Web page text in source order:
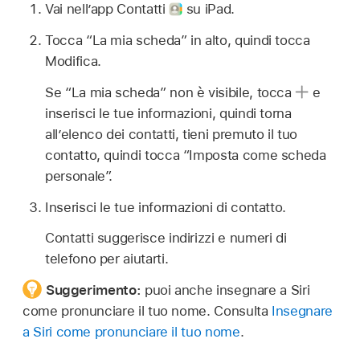
Vai nell’app Contatti
su iPad.
Tocca “La mia scheda” in alto, quindi tocca
Modifica.
Se “La mia scheda” non è visibile, tocca
e
inserisci le tue informazioni, quindi torna
all’elenco dei contatti, tieni premuto il tuo
contatto, quindi tocca “Imposta come scheda
personale”.
Inserisci le tue informazioni di contatto.
Contatti suggerisce indirizzi e numeri di
telefono per aiutarti.
Suggerimento: puoi anche insegnare a Siri
come pronunciare il tuo nome. Consulta Insegnare
a Siri come pronunciare il tuo nome.